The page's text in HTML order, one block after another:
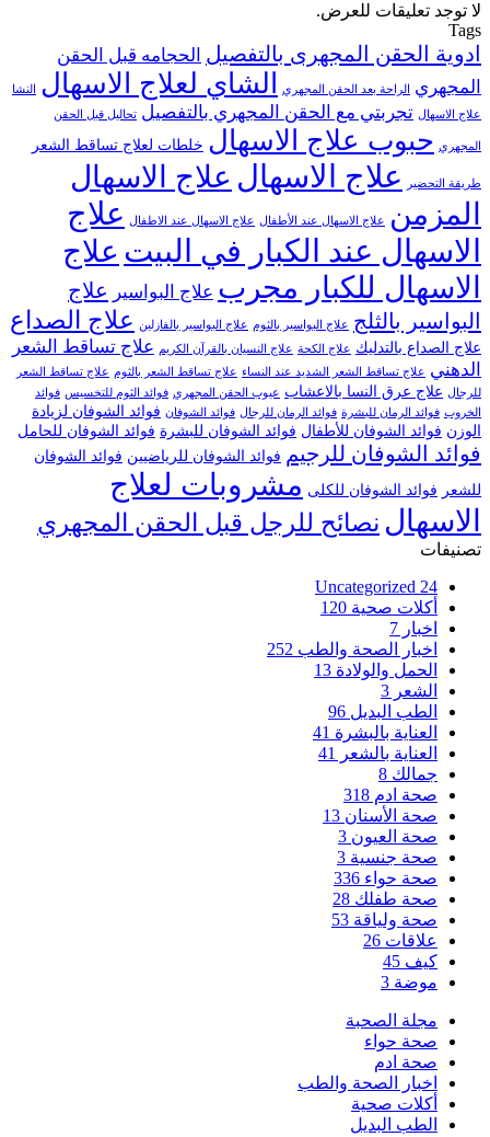
لا توجد تعليقات للعرض.
Tags
ادوية الحقن المجهرى بالتفصيل الحجامه قبل الحقن
المجهري
الراحة بعد الحقن المجهري الشاي لعلاج الاسهال النشا
علاج الاسهال تجربتي مع الحقن المجهري بالتفصيل تحاليل قبل الحقن
المجهري حبوب علاج الاسهال خلطات لعلاج تساقط الشعر
طريقة التحضير علاج الاسهال علاج الاسهال
المزمن
علاج الاسهال عند الأطفال علاج الاسهال عند الاطفال علاج
الاسهال عند الكبار في البيت علاج
الاسهال للكبار مجرب علاج البواسير علاج
البواسير بالثلج علاج البواسير بالثوم علاج البواسير بالفازلين علاج الصداع
علاج الصداع بالتدليك علاج الكحة علاج النسيان بالقرآن الكريم علاج تساقط الشعر
الدهني علاج تساقط الشعر الشديد عند النساء علاج تساقط الشعر بالثوم علاج تساقط الشعر
للرجال علاج عرق النسا بالاعشاب عيوب الحقن المجهري فوائد الثوم للتخسيس فوائد
الخروب فوائد الرمان للبشرة فوائد الرمان للرجال فوائد الشوفان فوائد الشوفان لزيادة
الوزن فوائد الشوفان للأطفال فوائد الشوفان للبشرة فوائد الشوفان للحامل
فوائد الشوفان للرجيم فوائد الشوفان للرياضيين فوائد الشوفان
للشعر فوائد الشوفان للكلى مشروبات لعلاج
الاسهال نصائح للرجل قبل الحقن المجهري
تصنيفات
Uncategorized 24
أكلات صحية 120
اخبار 7
اخبار الصحة والطب 252
الحمل والولادة 13
الشعر 3
الطب البديل 96
العناية بالبشرة 41
العناية بالشعر
41
جمالك 8
صحة ادم 318
صحة الأسنان 13
صحة العيون 3
صحة جنسية 3
صحة حواء 336
صحة طفلك 28
صحة ولياقة 53
علاقات 26
كيف 45
موضة 3
مجلة الصحبة
صحة حواء
صحة ادم
اخبار الصحة والطب
أكلات صحية
الطب البديل